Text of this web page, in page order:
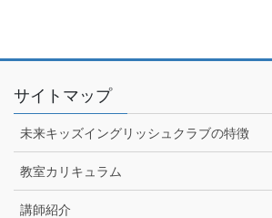
サイトマップ
未来キッズイングリッシュクラブの特徴
教室カリキュラム
講師紹介